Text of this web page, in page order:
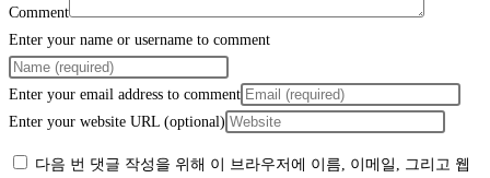
Comment
Enter your name or username to comment
Enter your email address to comment
Enter your website URL (optional)
다음 번 댓글 작성을 위해 이 브라우저에 이름, 이메일, 그리고 웹